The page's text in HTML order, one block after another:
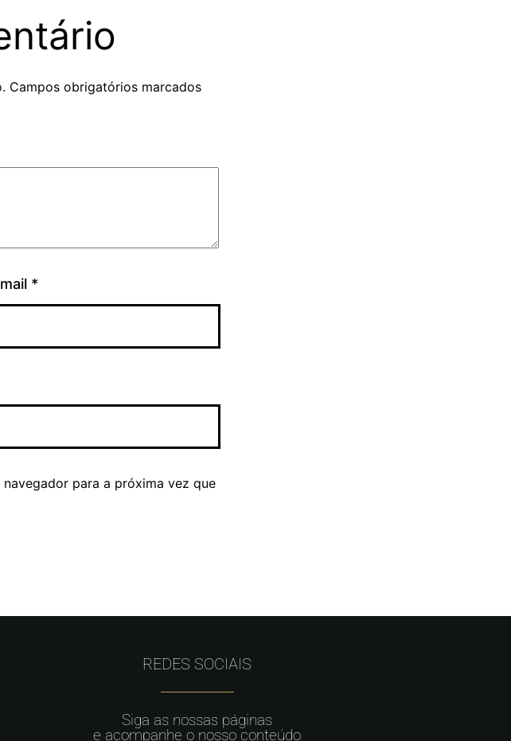
Campos obrigatórios marcados
*
para a próxima vez que
REDES SOCIAIS
Siga as nossas páginas
e acompanhe o nosso conteúdo